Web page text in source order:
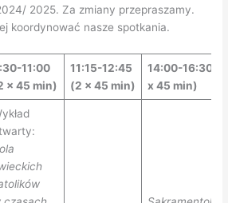
2025. Za zmiany przepraszamy.
koordynować nasze spotkania.
11:00
x 45 min)
11:15-12:45
(2 x 45 min)
14:00-16:30 (3
x 45 min)